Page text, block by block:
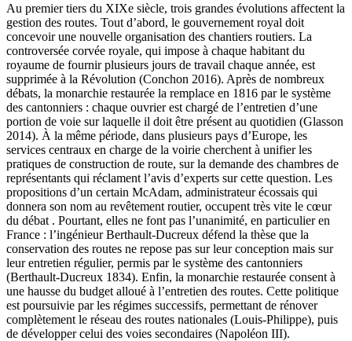
Au premier tiers du XIXe siècle, trois grandes évolutions affectent la
gestion des routes. Tout d’abord, le gouvernement royal doit
concevoir une nouvelle organisation des chantiers routiers. La
controversée corvée royale, qui impose à chaque habitant du
royaume de fournir plusieurs jours de travail chaque année, est
supprimée à la Révolution (Conchon 2016). Après de nombreux
débats, la monarchie restaurée la remplace en 1816 par le système
des cantonniers : chaque ouvrier est chargé de l’entretien d’une
portion de voie sur laquelle il doit être présent au quotidien (Glasson
2014). À la même période, dans plusieurs pays d’Europe, les
services centraux en charge de la voirie cherchent à unifier les
pratiques de construction de route, sur la demande des chambres de
représentants qui réclament l’avis d’experts sur cette question. Les
propositions d’un certain McAdam, administrateur écossais qui
donnera son nom au revêtement routier, occupent très vite le cœur
du débat . Pourtant, elles ne font pas l’unanimité, en particulier en
France : l’ingénieur Berthault-Ducreux défend la thèse que la
conservation des routes ne repose pas sur leur conception mais sur
leur entretien régulier, permis par le système des cantonniers
(Berthault-Ducreux 1834). Enfin, la monarchie restaurée consent à
une hausse du budget alloué à l’entretien des routes. Cette politique
est poursuivie par les régimes successifs, permettant de rénover
complètement le réseau des routes nationales (Louis-Philippe), puis
de développer celui des voies secondaires (Napoléon III).